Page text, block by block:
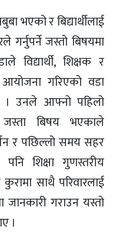
भएको र बिद्यार्थीलाई
गर्नुपर्ने जस्तो बिषयमा
विद्यार्थी, शिक्षक र
आयोजना गरिएको वडा
। उनले आफ्नो पहिलो
जस्ता बिषय भएकाले
र पछिल्लो समय सहर
शिक्षा गुणस्तरीय
साथै परिवारलाई
जानकारी गराउन यस्तो
।